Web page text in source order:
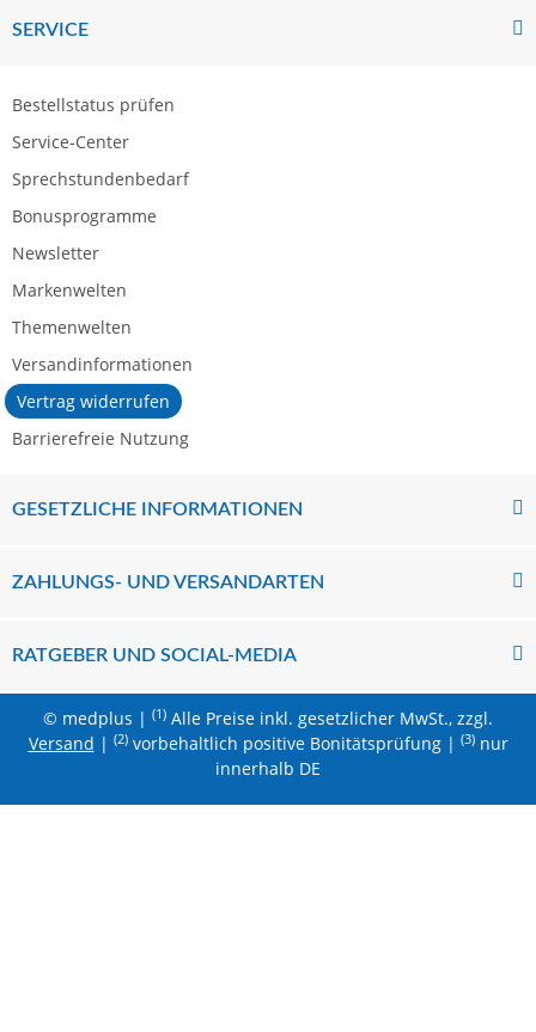
SERVICE
Bestellstatus prüfen
Service-Center
Sprechstundenbedarf
Bonusprogramme
Newsletter
Markenwelten
Themenwelten
Versandinformationen
Vertrag widerrufen
Barrierefreie Nutzung
GESETZLICHE INFORMATIONEN
ZAHLUNGS- UND VERSANDARTEN
RATGEBER UND SOCIAL-MEDIA
© medplus | (1) Alle Preise inkl. gesetzlicher MwSt., zzgl.
Versand | (2)vorbehaltlich positive Bonitätsprüfung | (3)nur
innerhalb DE